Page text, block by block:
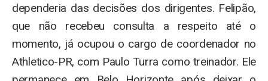
dependeria das decisões dos dirigentes. Felipão,
que não recebeu consulta a respeito até o
momento, já ocupou o cargo de coordenador no
Athletico-PR, com Paulo Turra como treinador. Ele